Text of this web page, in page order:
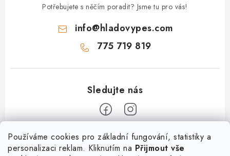
Používáme cookies pro základní fungování, statistiky a
personalizaci reklam. Kliknutím na Přijmout vše
Potřebujete s něčím poradit? Jsme tu pro vás!
info@hladovypes.com
775 719 819